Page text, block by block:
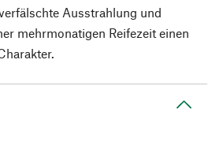
Ausstrahlung und
mehrmonatigen Reifezeit einen